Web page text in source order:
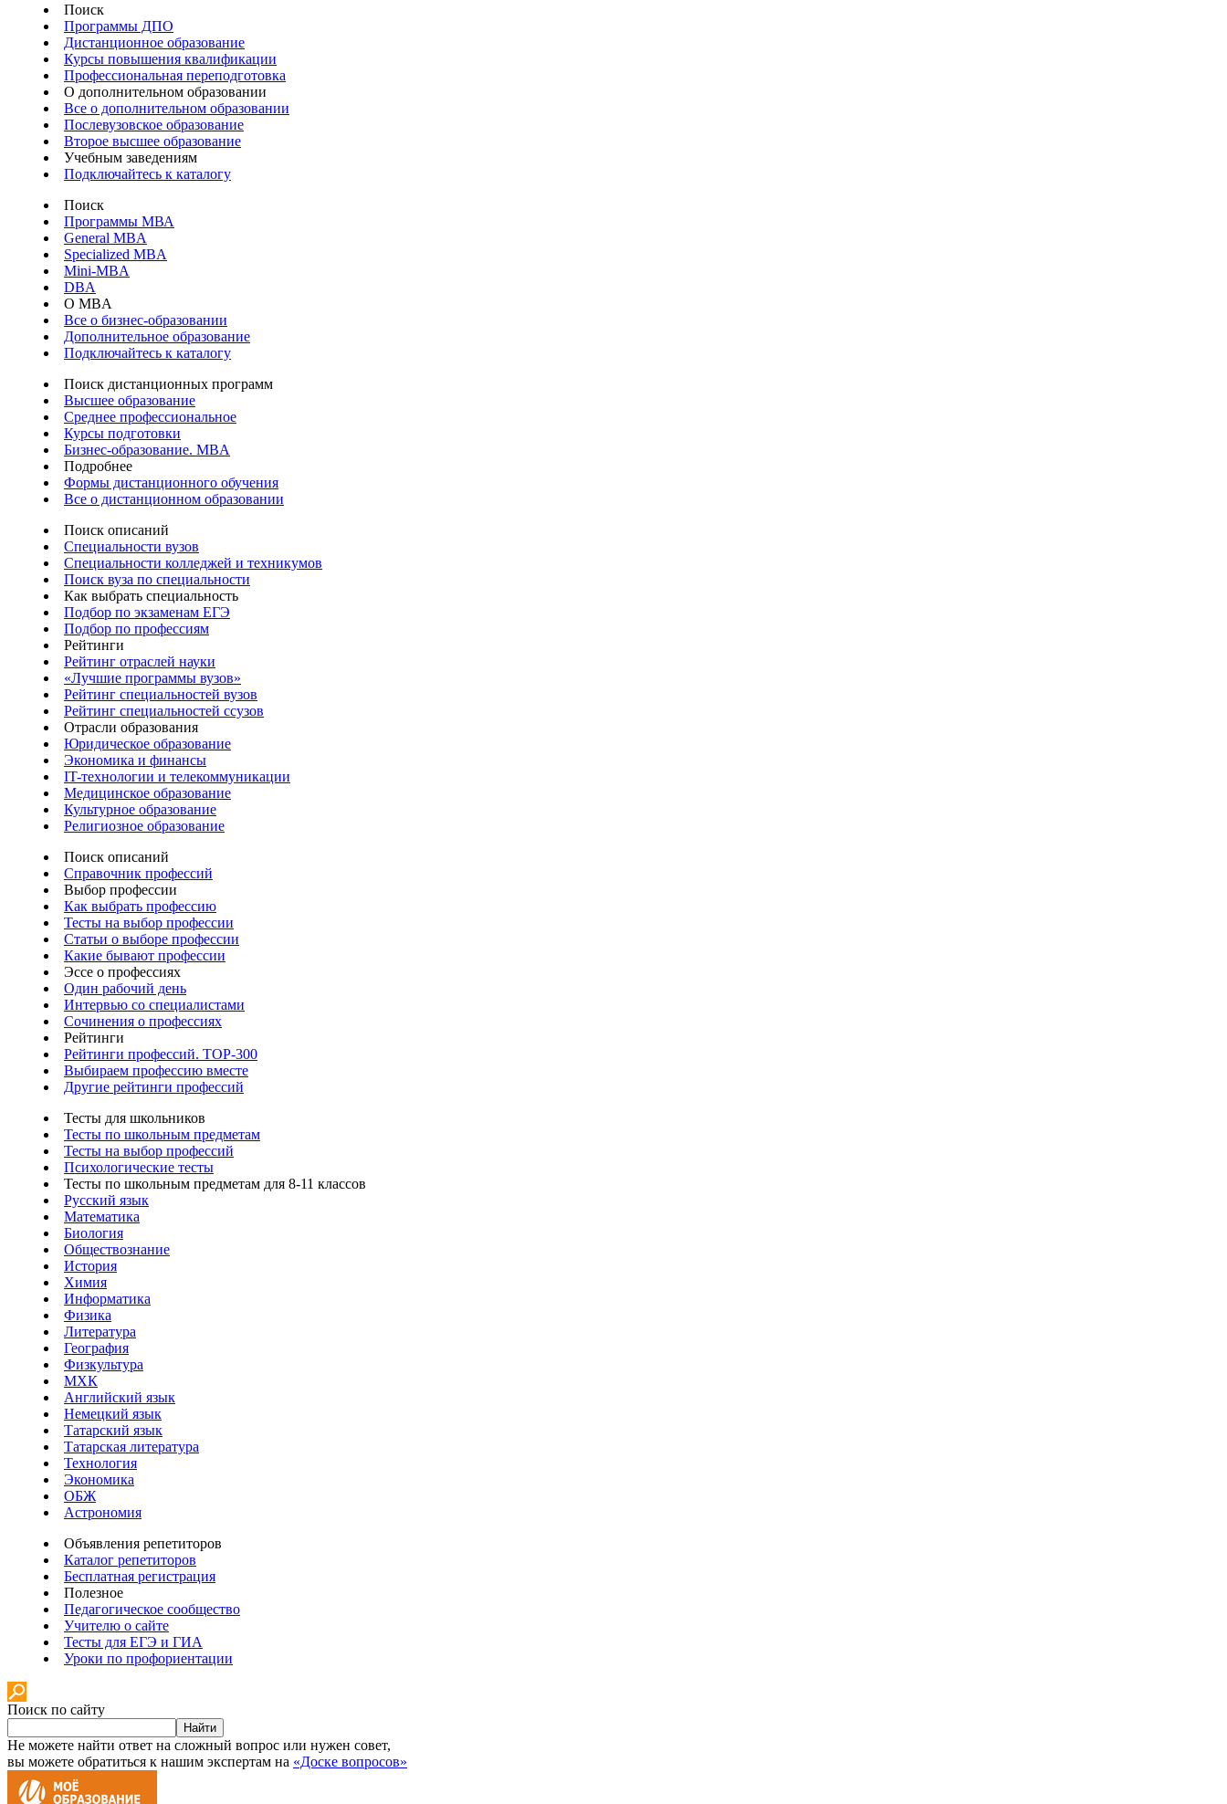
Поиск
Программы ДПО
Дистанционное образование
Курсы повышения квалификации
Профессиональная переподготовка
О дополнительном образовании
Все о дополнительном образовании
Послевузовское образование
Второе высшее образование
Учебным заведениям
Подключайтесь к каталогу
Поиск
Программы МВА
General MBA
Specialized MBA
Mini-MBA
DBA
О MBA
Все о бизнес-образовании
Дополнительное образование
Подключайтесь к каталогу
Поиск дистанционных программ
Высшее образование
Среднее профессиональное
Курсы подготовки
Бизнес-образование. MBA
Подробнее
Формы дистанционного обучения
Все о дистанционном образовании
Поиск описаний
Специальности вузов
Специальности колледжей и техникумов
Поиск вуза по специальности
Как выбрать специальность
Подбор по экзаменам ЕГЭ
Подбор по профессиям
Рейтинги
Рейтинг отраслей науки
«Лучшие программы вузов»
Рейтинг специальностей вузов
Рейтинг специальностей ссузов
Отрасли образования
Юридическое образование
Экономика и финансы
IT-технологии и телекоммуникации
Медицинское образование
Культурное образование
Религиозное образование
Поиск описаний
Справочник профессий
Выбор профессии
Как выбрать профессию
Тесты на выбор профессии
Статьи о выборе профессии
Какие бывают профессии
Эссе о профессиях
Один рабочий день
Интервью со специалистами
Сочинения о профессиях
Рейтинги
Рейтинги профессий. TOP-300
Выбираем профессию вместе
Другие рейтинги профессий
Тесты для школьников
Тесты по школьным предметам
Тесты на выбор профессий
Психологические тесты
Тесты по школьным предметам для 8-11 классов
Русский язык
Математика
Биология
Обществознание
История
Химия
Информатика
Физика
Литература
География
Физкультура
МХК
Английский язык
Немецкий язык
Татарский язык
Татарская литература
Технология
Экономика
ОБЖ
Астрономия
Объявления репетиторов
Каталог репетиторов
Бесплатная регистрация
Полезное
Педагогическое сообщество
Учителю о сайте
Тесты для ЕГЭ и ГИА
Уроки по профориентации
Поиск по сайту
Найти
Не можете найти ответ на сложный вопрос или нужен совет,
вы можете обратиться к нашим экспертам на «Доске вопросов»